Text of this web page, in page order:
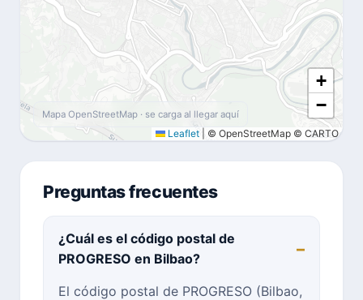
+
−
Leaflet © OpenStreetMap © CARTO
Mapa OpenStreetMap · se carga al llegar aquí
Preguntas frecuentes
¿Cuál es el código postal de
PROGRESO en Bilbao?
El código postal de PROGRESO (Bilbao,